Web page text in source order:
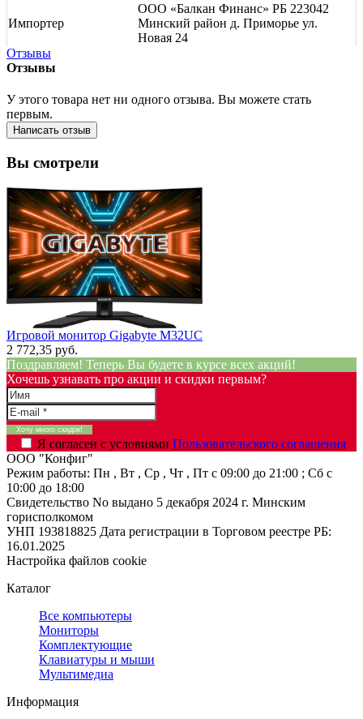
Импортер
ООО «Балкан Финанс» РБ 223042
Минский район д. Приморье ул.
Новая 24
Отзывы
Отзывы
У этого товара нет ни одного отзыва. Вы можете стать
первым.
Написать отзыв
Вы смотрели
Игровой монитор Gigabyte M32UC
2 772,35 руб.
Поздравляем! Теперь Вы будете в курсе всех акций!
Хочешь узнавать про акции и скидки первым?
Я согласен с условиями Пользовательского соглашения
ООО "Конфиг"
Режим работы: Пн , Вт , Ср , Чт , Пт c 09:00 до 21:00 ; Сб c
10:00 до 18:00
Свидетельство No выдано 5 декабря 2024 г. Минским
горисполкомом
УНП 193818825 Дата регистрации в Торговом реестре РБ:
16.01.2025
Настройка файлов cookie
Каталог
Все компьютеры
Мониторы
Комплектующие
Клавиатуры и мыши
Мультимедиа
Информация